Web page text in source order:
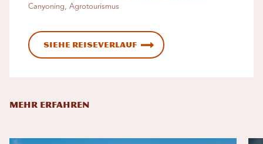
Canyoning, Agrotourismus
Siehe Reiseverlauf
MEHR ERFAHREN